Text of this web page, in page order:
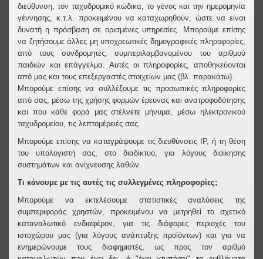
διεύθυνση, τον ταχυδρομικό κώδικα, το γένος και την ημερομηνία
γέννησης, κ.τ.λ. προκειμένου να καταχωρηθούν, ώστε να είναι
δυνατή η πρόσβαση σε ορισμένες υπηρεσίες. Μπορούμε επίσης
να ζητήσουμε άλλες μη υποχρεωτικές δημογραφικές πληροφορίες,
από τους συνδρομητές, συμπεριλαμβανομένου του αριθμού
παιδιών και επάγγελμα. Αυτές οι πληροφορίες, αποθηκεύονται
από μας και τους επεξεργαστές στοιχείων μας (βλ. παρακάτω).
Μπορούμε επίσης να συλλέξουμε τις προσωπικές πληροφορίες
από σας, μέσω της χρήσης φορμών έρευνας και ανατροφοδότησης
και που κάθε φορά μας στέλνετε μήνυμα, μέσω ηλεκτρονικού
ταχυδρομείου, τις λεπτομέρειές σας.
Μπορούμε επίσης να καταγράψουμε τις διευθύνσεις IP, ή τη θέση
του υπολογιστή σας, στο διαδίκτυο, για λόγους διοίκησης
συστημάτων και ανίχνευσης λαθών.
Τι κάνουμε με τις αυτές τις συλλεγμένες πληροφορίες;
Μπορούμε να εκτελέσουμε στατιστικές αναλύσεις της
συμπεριφοράς χρηστών, προκειμένου να μετρηθεί το σχετικό
καταναλωτικό ενδιαφέρον, για τις διάφορες περιοχές του
ιστοχώρου μας (για λόγους ανάπτυξης προϊόντων) και για να
ενημερώνουμε τους διαφημιστές, ως προς τον αριθμό